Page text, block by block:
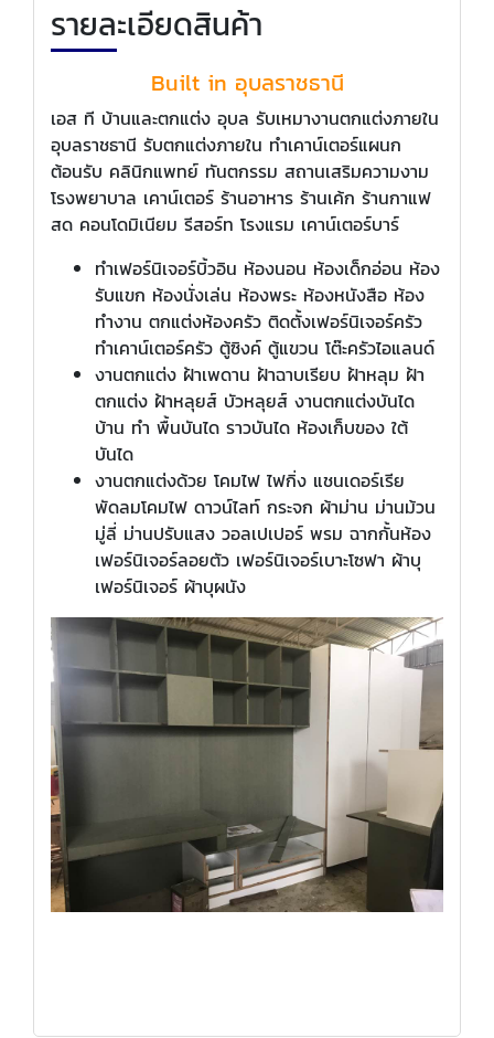
รายละเอียดสินค้า
Built in อุบลราชธานี
เอส ที บ้านและตกแต่ง อุบล รับเหมางานตกแต่งภายใน
อุบลราชธานี รับตกแต่งภายใน ทำเคาน์เตอร์แผนก
ต้อนรับ คลินิกแพทย์ ทันตกรรม สถานเสริมความงาม
โรงพยาบาล เคาน์เตอร์ ร้านอาหาร ร้านเค้ก ร้านกาแฟ
สด คอนโดมิเนียม รีสอร์ท โรงแรม เคาน์เตอร์บาร์
ทำเฟอร์นิเจอร์บิ้วอิน ห้องนอน ห้องเด็กอ่อน ห้อง
รับแขก ห้องนั่งเล่น ห้องพระ ห้องหนังสือ ห้อง
ทำงาน ตกแต่งห้องครัว ติดตั้งเฟอร์นิเจอร์ครัว
ทำเคาน์เตอร์ครัว ตู้ซิงค์ ตู้แขวน โต๊ะครัวไอแลนด์
งานตกแต่ง ฝ้าเพดาน ฝ้าฉาบเรียบ ฝ้าหลุม ฝ้า
ตกแต่ง ฝ้าหลุยส์ บัวหลุยส์ งานตกแต่งบันได
บ้าน ทำ พื้นบันได ราวบันได ห้องเก็บของ ใต้
บันได
งานตกแต่งด้วย โคมไฟ ไฟกิ่ง แชนเดอร์เรีย
พัดลมโคมไฟ ดาวน์ไลท์ กระจก ผ้าม่าน ม่านม้วน
มู่ลี่ ม่านปรับแสง วอลเปเปอร์ พรม ฉากกั้นห้อง
เฟอร์นิเจอร์ลอยตัว เฟอร์นิเจอร์เบาะโซฟา ผ้าบุ
เฟอร์นิเจอร์ ผ้าบุผนัง